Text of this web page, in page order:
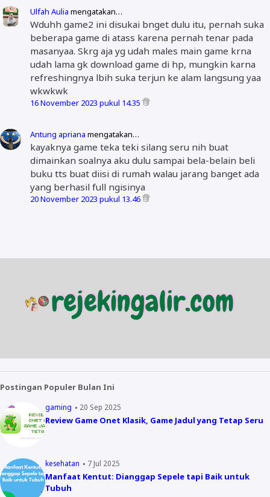
Ulfah Aulia mengatakan…
Wduhh game2 ini disukai bnget dulu itu, pernah suka
beberapa game di atass karena pernah tenar pada
masanyaa. Skrg aja yg udah males main game krna
udah lama gk download game di hp, mungkin karna
refreshingnya lbih suka terjun ke alam langsung yaa
wkwkwk
16 November 2023 pukul 14.35
Antung apriana mengatakan…
kayaknya game teka teki silang seru nih buat
dimainkan soalnya aku dulu sampai bela-belain beli
buku tts buat diisi di rumah walau jarang banget ada
yang berhasil full ngisinya
20 November 2023 pukul 13.46
Postingan Populer Bulan Ini
gaming 20 Sep 2025
Review Game Onet Klasik, Game Jadul yang Tetap Seru
kesehatan 7 Jul 2025
Manfaat Kentut: Dianggap Sepele tapi Baik untuk
Tubuh